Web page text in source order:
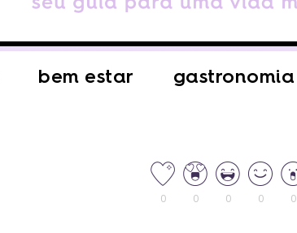
bem estar gastronomia
0 0 0 0 0